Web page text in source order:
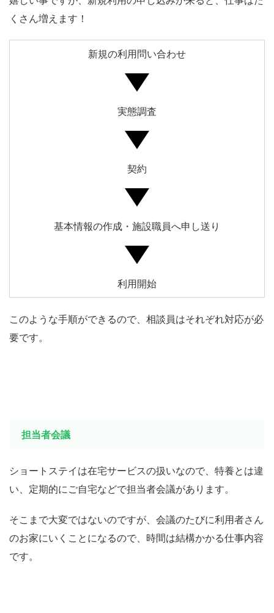
くさん増えます！
新規の利用問い合わせ
実態調査
契約
基本情報の作成・施設職員へ申し送り
利用開始
このような手順ができるので、相談員はそれぞれ対応が必
要です。
担当者会議
ショートステイは在宅サービスの扱いなので、特養とは違
い、定期的にご自宅などで担当者会議があります。
そこまで大変ではないのですが、会議のたびに利用者さん
のお家にいくことになるので、時間は結構かかる仕事内容
です。